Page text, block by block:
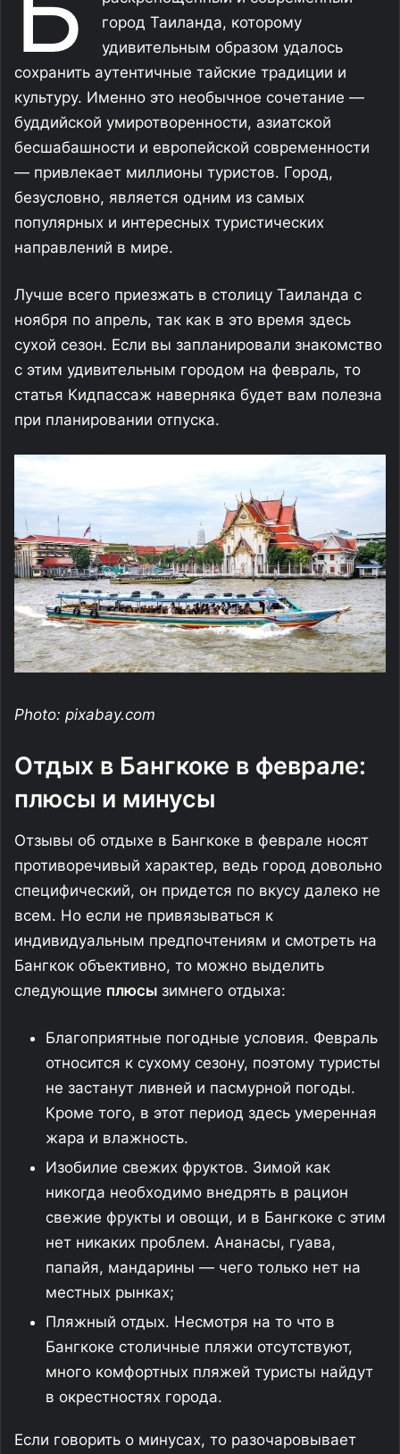
город Таиланда, которому
удивительным образом удалось
сохранить аутентичные тайские традиции и
культуру. Именно это необычное сочетание —
буддийской умиротворенности, азиатской
бесшабашности и европейской современности
— привлекает миллионы туристов. Город,
безусловно, является одним из самых
популярных и интересных туристических
направлений в мире.
Лучше всего приезжать в столицу Таиланда с
ноября по апрель, так как в это время здесь
сухой сезон. Если вы запланировали знакомство
с этим удивительным городом на февраль, то
статья Кидпассаж наверняка будет вам полезна
при планировании отпуска.
Photo: pixabay.com
Отдых в Бангкоке в феврале:
плюсы и минусы
Отзывы об отдыхе в Бангкоке в феврале носят
противоречивый характер, ведь город довольно
специфический, он придется по вкусу далеко не
всем. Но если не привязываться к
индивидуальным предпочтениям и смотреть на
Бангкок объективно, то можно выделить
следующие плюсы зимнего отдыха:
Благоприятные погодные условия. Февраль
относится к сухому сезону, поэтому туристы
не застанут ливней и пасмурной погоды.
Кроме того, в этот период здесь умеренная
жара и влажность.
Изобилие свежих фруктов. Зимой как
никогда необходимо внедрять в рацион
свежие фрукты и овощи, и в Бангкоке с этим
нет никаких проблем. Ананасы, гуава,
папайя, мандарины — чего только нет на
местных рынках;
Пляжный отдых. Несмотря на то что в
Бангкоке столичные пляжи отсутствуют,
много комфортных пляжей туристы найдут
в окрестностях города.
Если говорить о минусах, то разочаровывает